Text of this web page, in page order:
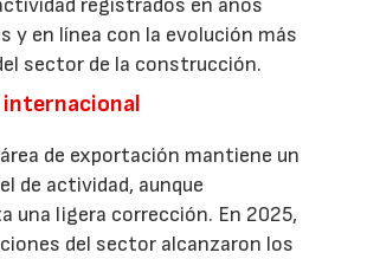
registrados en años
y en línea con la evolución más
sector de la construcción.
internacional
de exportación mantiene un
de actividad, aunque
una ligera corrección. En 2025,
del sector alcanzaron los